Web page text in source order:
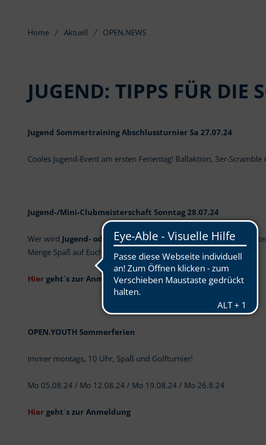
Home Aktuell OPEN.NEWS
JUGEND: TIPPS FÜR DIE
Jugend Sommertraining Abschlussturnier Sa 27.07.24
Cooles Jugend-Event am ersten Ferientag! Ballaktion, 3er-
Jugend-/Mini-Clubmeisterschaft Sonntag 28.07.24
Wer wird Jugend- oder Mini-Clubmeister/in? Auf geht’s! Es
Menge Spaß auf Euch.
Hiergeht´s zur Anmeldung
OPEN.YOUTH Sommerferien
Immer montags, 10 Uhr, Spaß und Golfturnier!
Mo 05.08.24 / Mo 12.08.24 / Mo 19.08.24 / Mo 26.8.24
Hiergeht´s zur Anmeldung